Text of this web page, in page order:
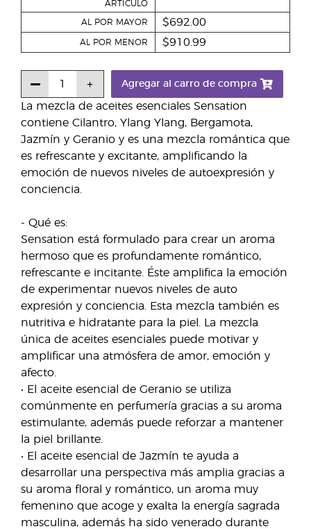
La mezcla de aceites esenciales Sensation
contiene Cilantro, Ylang Ylang, Bergamota,
Jazmín y Geranio y es una mezcla romántica que
es refrescante y excitante, amplificando la
emoción de nuevos niveles de autoexpresión y
conciencia.
- Qué es:
Sensation está formulado para crear un aroma
hermoso que es profundamente romántico,
refrescante e incitante. Éste amplifica la emoción
de experimentar nuevos niveles de auto
expresión y conciencia. Esta mezcla también es
nutritiva e hidratante para la piel. La mezcla
única de aceites esenciales puede motivar y
amplificar una atmósfera de amor, emoción y
afecto.
• El aceite esencial de Geranio se utiliza
comúnmente en perfumería gracias a su aroma
estimulante, además puede reforzar a mantener
la piel brillante.
• El aceite esencial de Jazmín te ayuda a
desarrollar una perspectiva más amplia gracias a
su aroma floral y romántico, un aroma muy
femenino que acoge y exalta la energía sagrada
masculina, además ha sido venerado durante
ARTÍCULO
AL POR MAYOR $692.00
AL POR MENOR $910.99
Agregar al carro de compra